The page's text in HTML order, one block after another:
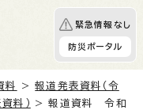
緊急情報なし
防災ポータル
料 >報道発表資料（令
料）
> 報道資料 令和